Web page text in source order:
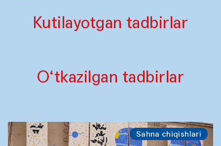
Kutilayotgan tadbirlar
O‘tkazilgan tadbirlar
Sahna chiqishlari